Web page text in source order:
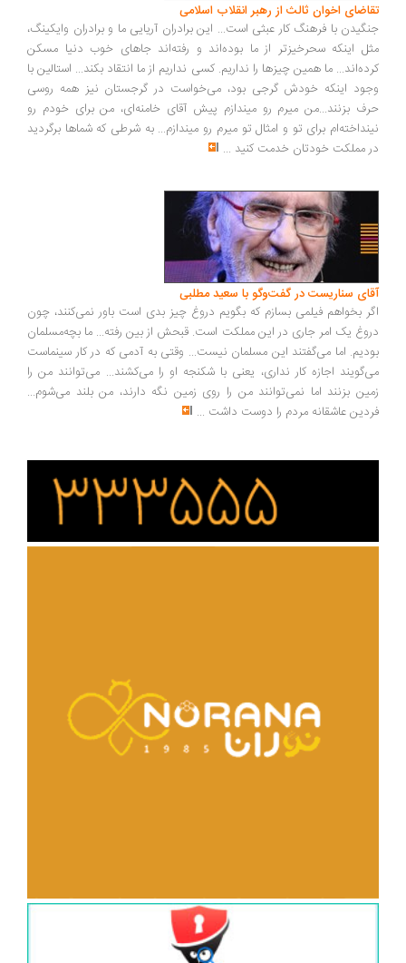
تقاضای اخوان ثالث از رهبر انقلاب اسلامی
جنگیدن با فرهنگ کار عبثی است... این برادران آریایی ما و برادران وایکینگ،
مثل اینکه سحرخیزتر از ما بوده‌اند و رفته‌اند جاهای خوب دنیا مسکن
کرده‌اند... ما همین چیزها را نداریم. کسی نداریم از ما انتقاد بکند... استالین با
وجود اینکه خودش گرجی بود، می‌خواست در گرجستان نیز همه روسی
حرف بزنند...من میرم رو میندازم پیش آقای خامنه‌ای، من برای خودم رو
نینداخته‌ام برای تو و امثال تو میرم رو میندازم... به شرطی که شماها برگردید
در مملکت خودتان خدمت کنید ...
آقای سناریست در گفت‌وگو با سعید مطلبی
اگر بخواهم فیلمی بسازم که بگویم دروغ چیز بدی است باور نمی‌کنند، چون
دروغ یک امر جاری در این مملکت است. قبحش از بین رفته... ما بچه‌مسلمان
بودیم. اما می‌گفتند این مسلمان نیست... وقتی به آدمی که در کار سینماست
می‌گویند اجازه کار نداری، یعنی با شکنجه او را می‌کشند... می‌توانند من را
زمین بزنند اما نمی‌توانند من را روی زمین نگه دارند، من بلند می‌شوم...
فردین عاشقانه مردم را دوست داشت ...